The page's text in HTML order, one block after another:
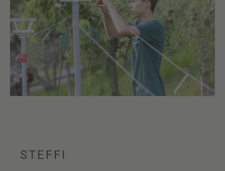
STEFFI